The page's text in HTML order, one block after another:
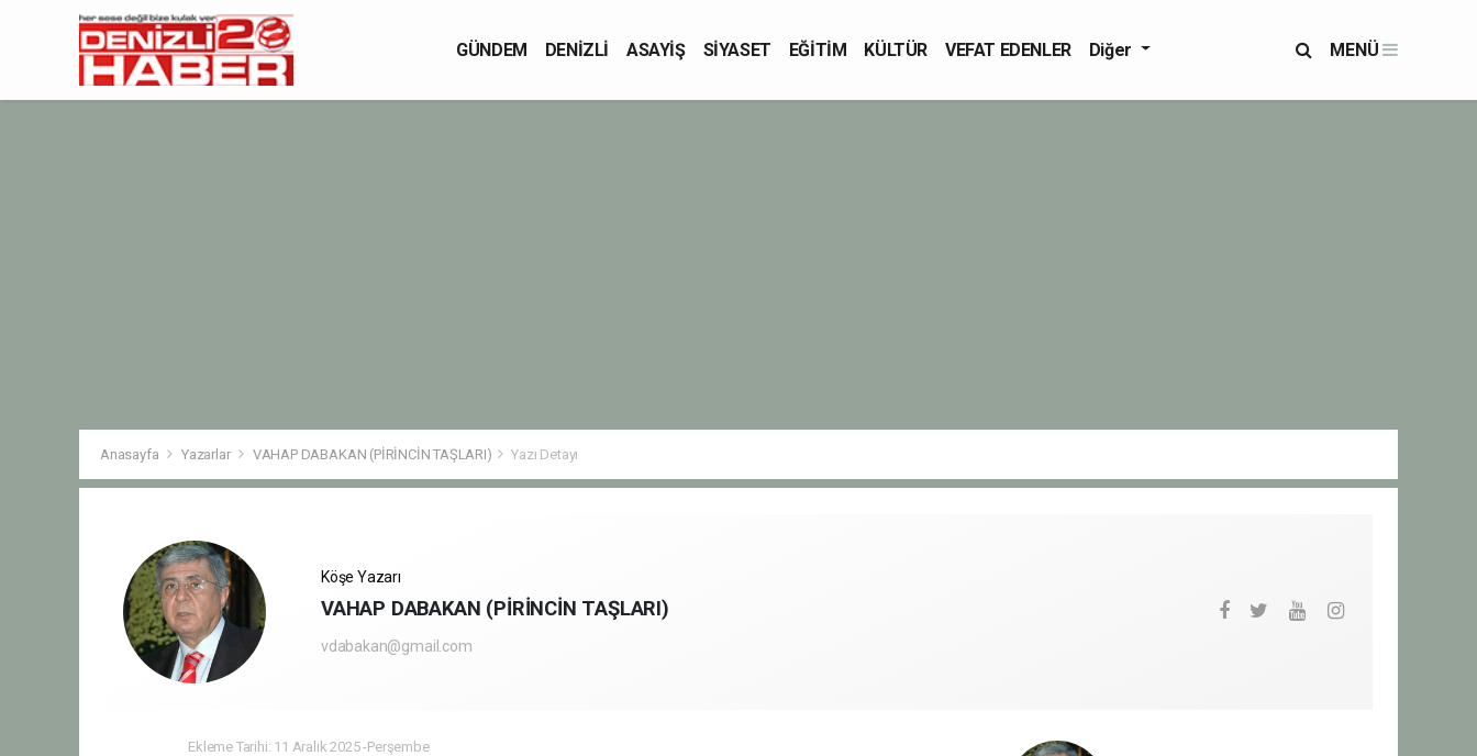
GÜNDEM DENİZLİ ASAYİŞ SİYASET EĞİTİM KÜLTÜR VEFAT EDENLER Diğer MENÜ
Anasayfa Yazarlar VAHAP DABAKAN (PİRİNCİN TAŞLARI) Yazı Detayı
Köşe Yazarı
VAHAP DABAKAN (PİRİNCİN TAŞLARI)
vdabakan@gmail.com
Ekleme Tarihi: 11 Aralık 2025 -Perşembe